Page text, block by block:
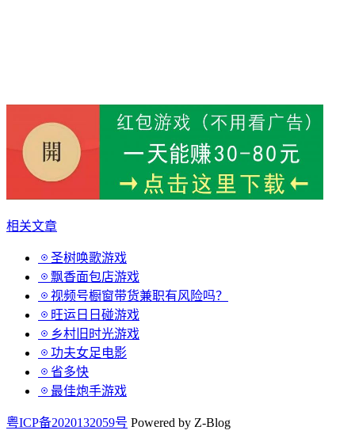
相关文章
圣树唤歌游戏
飘香面包店游戏
视频号橱窗带货兼职有风险吗？
旺运日日碰游戏
乡村旧时光游戏
功夫女足电影
省多快
最佳炮手游戏
粤ICP备2020132059号 Powered by Z-Blog